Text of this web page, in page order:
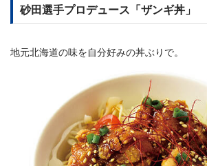
砂田選手プロデュース「ザンギ丼」
地元北海道の味を自分好みの丼ぶりで。